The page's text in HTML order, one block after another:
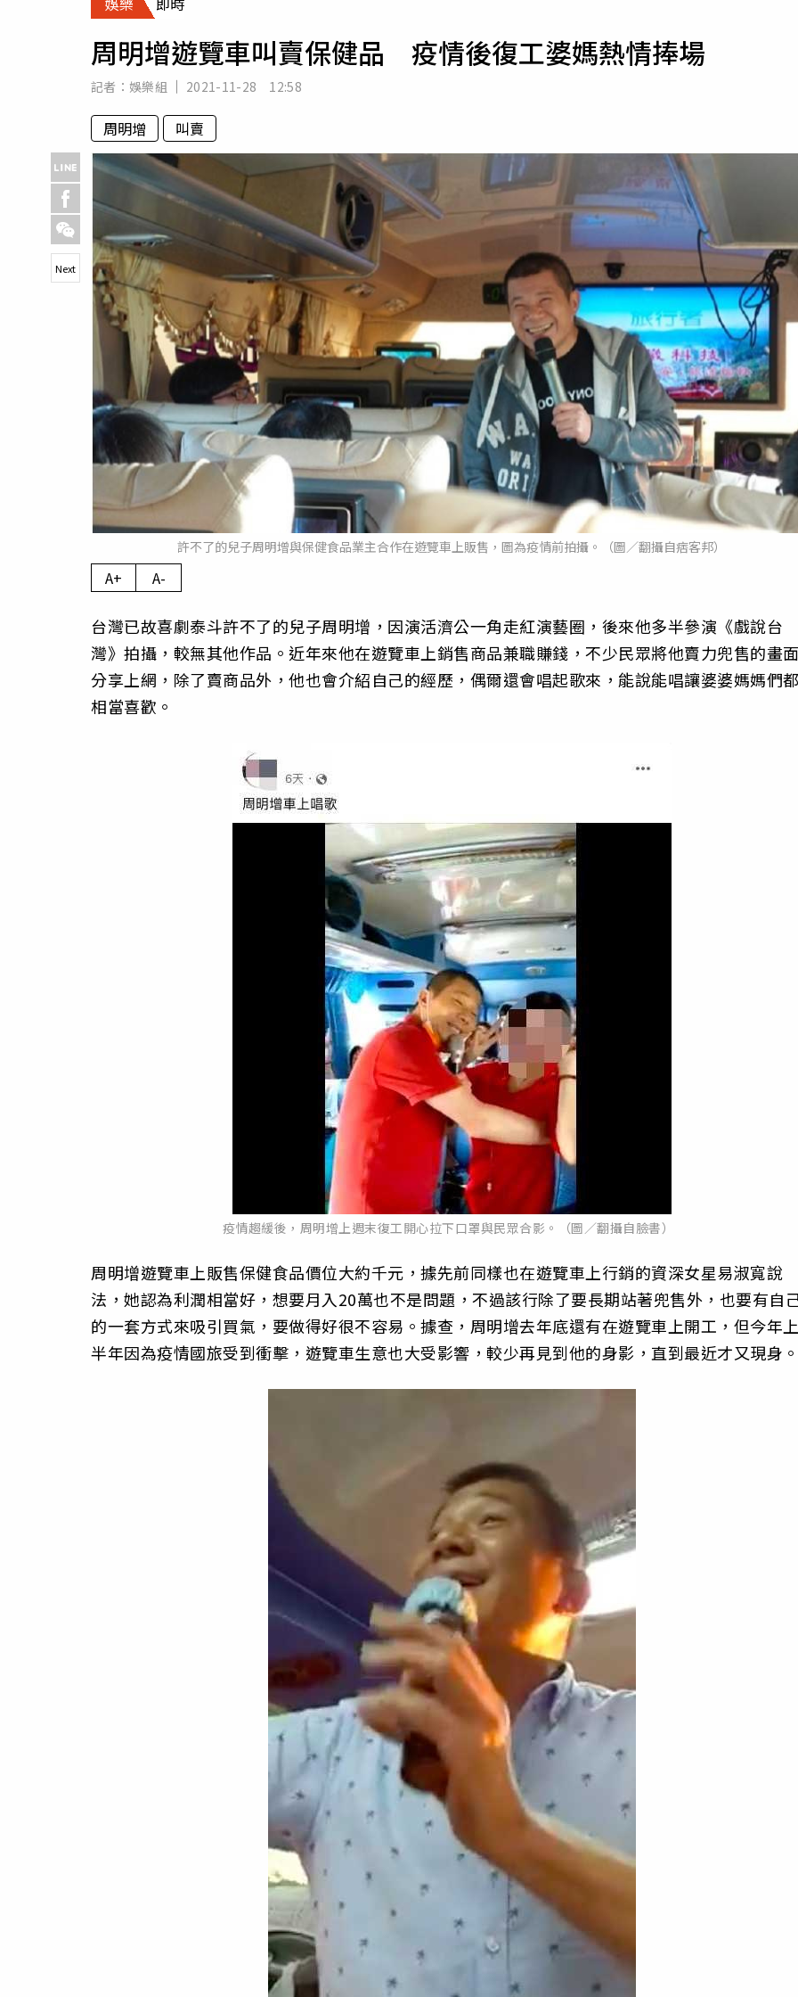
專欄
房產新勢力
運勢
周明增遊覽車叫賣保健品 疫情後復工婆媽熱情捧場
記者： 娛樂組 2021-11-28 12:58
周明增 叫賣
許不了的兒子周明增與保健食品業主合作在遊覽車上販售，圖為疫情前拍攝。（圖／翻攝自痞客邦）
Next
A+ A-
台灣已故喜劇泰斗許不了的兒子周明增， 因演活濟公一角走紅演藝圈，後來他多半參演《戲說台
灣》拍攝， 較無其他作品。近年來他在遊覽車上銷售商品兼職賺錢， 不少民眾將他賣力兜售的畫面
分享上網，除了賣商品外， 他也會介紹自己的經歷，偶爾還會唱起歌來， 能說能唱讓婆婆媽媽們都
相當喜歡。
疫情趨緩後，周明增上週末復工開心拉下口罩與民眾合影。（圖／翻攝自臉書）
周明增遊覽車上販售保健食品價位大約千元， 據先前同樣也在遊覽車上行銷的資深女星易淑寬說
法， 她認為利潤相當好，想要月入20萬也不是問題， 不過該行除了要長期站著兜售外， 也要有自
的一套方式來吸引買氣，要做得好很不容易。據查， 周明增去年底還有在遊覽車上開工， 但今年上
半年因為疫情國旅受到衝擊，遊覽車生意也大受影響， 較少再見到他的身影，直到最近才又現身。